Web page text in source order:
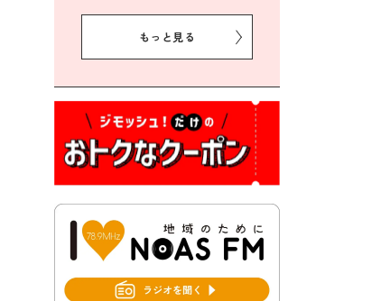
ン作戦参加者募集
対抗「福岡駅伝」出場選手募
集！
2026年7月31日 第６次豊前市
総合計画後期基本計画策定業
もっと見る